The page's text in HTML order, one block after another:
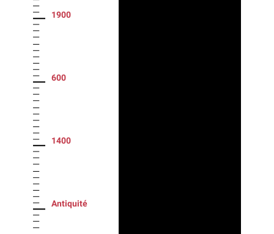
1900
600
1400
Antiquité